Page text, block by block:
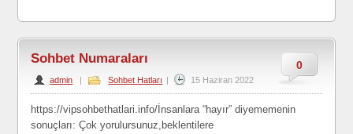
0
Sohbet Numaraları
admin | Sohbet Hatları | 15 Haziran 2022
https://vipsohbethatlari.info/İnsanlara “hayır” diyememenin
sonuçları: Çok yorulursunuz,beklentilere